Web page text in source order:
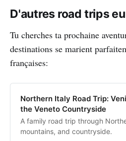
D'autres road trips
Tu cherches ta prochaine
destinations se marient
françaises:
Northern Italy Road Trip:
the Veneto Countryside
A family road trip through
mountains, and countryside.